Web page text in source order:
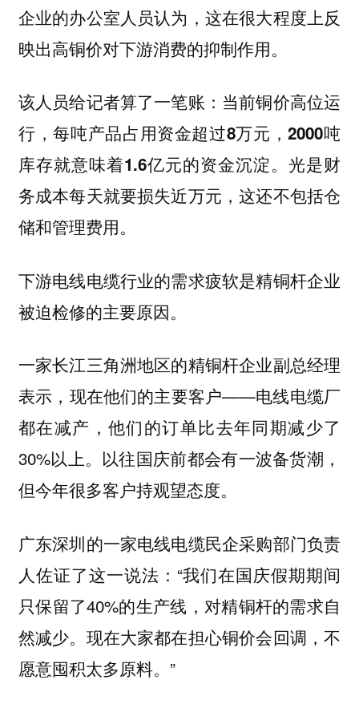
企业的办公室人员认为，这在很大程度上反
映出高铜价对下游消费的抑制作用。
该人员给记者算了一笔账： 当前铜价高位运
行，每吨产品占用资金超过8万元，2000吨
库存就意味着1.6亿元的资金沉淀。光是财
务成本每天就要损失近万元，这还不包括仓
储和管理费用。
下游电线电缆行业的需求疲软是精铜杆企业
被迫检修的主要原因。
一家长江三角洲地区的精铜杆企业副总经理
表示，现在他们的主要客户——电线电缆厂
都在减产，他们的订单比去年同期减少了
30%以上。以往国庆前都会有一波备货潮，
但今年很多客户持观望态度。
广东深圳的一家电线电缆民企采购部门负责
人佐证了这一说法：“我们在国庆假期期间
只保留了40%的生产线，对精铜杆的需求自
然减少。现在大家都在担心铜价会回调，不
愿意囤积太多原料。”